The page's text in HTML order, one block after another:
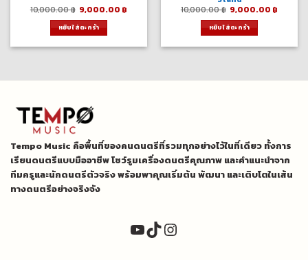
10,000.00฿ Original
price
was:
10,000.00 ฿.
9,000.00 ฿
หยิบใส่ตะกร้า
10,000.00฿ Original
price
was:
10,000.00 ฿.
9,000.00 ฿
หยิบใส่ตะกร้า
Tempo Music คือพื้นที่ของคนดนตรีที่รวมทุกอย่างไว้ในที่เดียว ทั้งการ
เรียนดนตรีแบบมืออาชีพ โชว์รูมเครื่องดนตรีคุณภาพ และคำแนะนำจาก
ทีมครูและนักดนตรีตัวจริง พร้อมพาคุณเริ่มต้น พัฒนา และเติบโตในเส้น
ทางดนตรีอย่างจริงจัง
YouTube
TikTok
Instagram